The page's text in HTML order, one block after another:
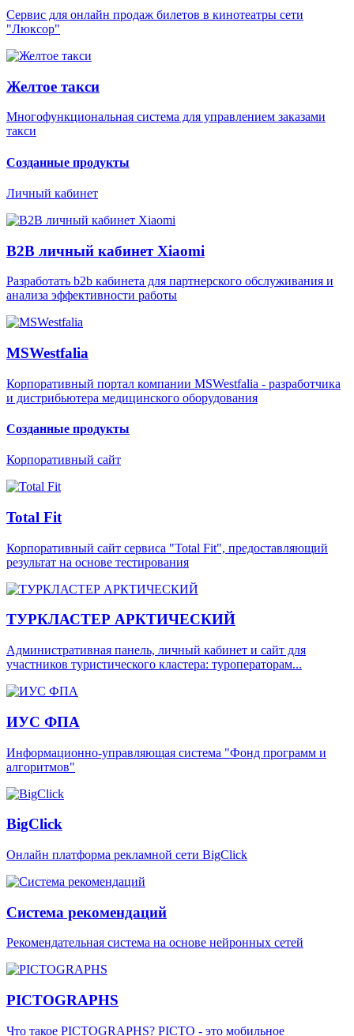
Сервис для онлайн продаж билетов в кинотеатры сети
"Люксор"
Желтое такси
Многофункциональная система для управлением заказами
такси
Созданные продукты
Личный кабинет
B2B личный кабинет Xiaomi
Разработать b2b кабинета для партнерского обслуживания и
анализа эффективности работы
MSWestfalia
Корпоративный портал компании MSWestfalia - разработчика
и дистрибьютера медицинского оборудования
Созданные продукты
Корпоративный сайт
Total Fit
Корпоративный сайт сервиса "Total Fit", предоставляющий
результат на основе тестирования
ТУРКЛАСТЕР АРКТИЧЕСКИЙ
Административная панель, личный кабинет и сайт для
участников туристического кластера: туроператорам...
ИУС ФПА
Информационно-управляющая система "Фонд программ и
алгоритмов"
BigClick
Онлайн платформа рекламной сети BigClick
Система рекомендаций
Рекомендательная система на основе нейронных сетей
PICTOGRAPHS
Что такое PICTOGRAPHS? PICTO - это мобильное